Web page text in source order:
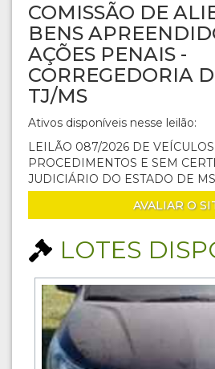
COMISSÃO DE
BENS
AÇÕES PENAIS -
CORREGEDORIA
TJ/MS
Ativos disponíveis nesse leilão:
LEILÃO 087/2026 DE
PROCEDIMENTOS E SEM
JUDICIÁRIO DO ESTADO DE MS
AVALIAR O
LOTES